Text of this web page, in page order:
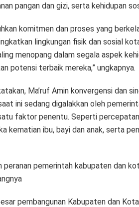
pangan dan gizi, serta kehidupan
komitmen dan proses yang
lingkungan fisik dan sosial
menopang dalam segala aspek
potensi terbaik mereka,” ungkapnya.
Ma’ruf Amin konvergensi dan
ini sedang digalakkan oleh
faktor penentu. Seperti
kematian ibu, bayi dan anak, serta
peranan pemerintah kabupaten dan
pembangunan Kabupaten dan